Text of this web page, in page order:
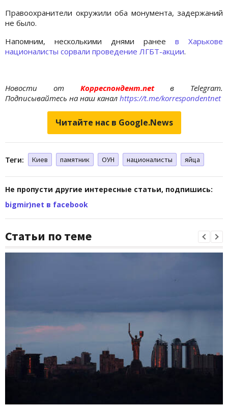
Правоохранители окружили оба монумента, задержаний
не было.
Напомним, несколькими днями ранее в Харькове
националисты сорвали проведение ЛГБТ-акции.
Новости отКорреспондент.netв Telegram.
Подписывайтесь на наш канал https://t.me/korrespondentnet
Читайте нас в Google.News
Теги: Киев памятник ОУН националисты яйца
Не пропусти другие интересные статьи, подпишись:
bigmir)net в facebook
Статьи по теме